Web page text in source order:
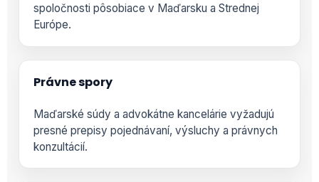
spoločnosti pôsobiace v Maďarsku a Strednej
Európe.
Právne spory
Maďarské súdy a advokátne kancelárie vyžadujú
presné prepisy pojednávaní, výsluchy a právnych
konzultácií.